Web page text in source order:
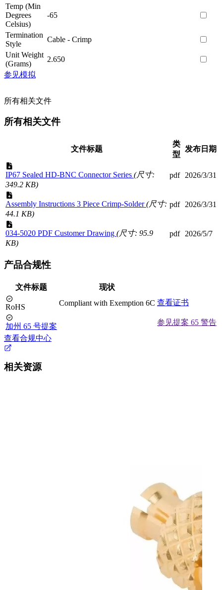
Temp (Min
Degrees
Celsius)
-65
Termination
Style
Cable - Crimp
Unit Weight
(Grams)
2.650
参见模拟
所有相关文件
所有相关文件
文件标题
类
型
发布日期
IP67 Sealed HD-BNC Connector Series (尺寸:
349.2 KB)
pdf 2026/3/31
Assembly Instructions 3 Piece Crimp-Solder(尺寸:
44.1 KB)
pdf 2026/3/31
034-5020 PDF Customer Drawing (尺寸: 95.9
KB)
pdf 2026/5/7
产品合规性
文件标题 现状
RoHS Compliant with Exemption 6C 查看证书
加州 65 号提案
参见提案 65 警告
查看合规中心
相关资源